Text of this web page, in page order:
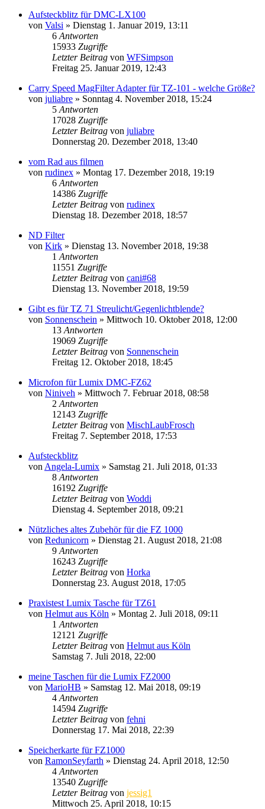
Aufsteckblitz für DMC-LX100
von Valsi » Dienstag 1. Januar 2019, 13:11
6 Antworten
15933 Zugriffe
Letzter Beitrag von WFSimpson
Freitag 25. Januar 2019, 12:43
Carry Speed MagFilter Adapter für TZ-101 - welche Größe?
von juliabre » Sonntag 4. November 2018, 15:24
5 Antworten
17028 Zugriffe
Letzter Beitrag von juliabre
Donnerstag 20. Dezember 2018, 13:40
vom Rad aus filmen
von rudinex » Montag 17. Dezember 2018, 19:19
6 Antworten
14386 Zugriffe
Letzter Beitrag von rudinex
Dienstag 18. Dezember 2018, 18:57
ND Filter
von Kirk » Dienstag 13. November 2018, 19:38
1 Antworten
11551 Zugriffe
Letzter Beitrag von cani#68
Dienstag 13. November 2018, 19:59
Gibt es für TZ 71 Streulicht/Gegenlichtblende?
von Sonnenschein » Mittwoch 10. Oktober 2018, 12:00
13 Antworten
19069 Zugriffe
Letzter Beitrag von Sonnenschein
Freitag 12. Oktober 2018, 18:45
Microfon für Lumix DMC-FZ62
von Niniveh » Mittwoch 7. Februar 2018, 08:58
2 Antworten
12143 Zugriffe
Letzter Beitrag von MischLaubFrosch
Freitag 7. September 2018, 17:53
Aufsteckblitz
von Angela-Lumix » Samstag 21. Juli 2018, 01:33
8 Antworten
16192 Zugriffe
Letzter Beitrag von Woddi
Dienstag 4. September 2018, 09:21
Nützliches altes Zubehör für die FZ 1000
von Redunicorn » Dienstag 21. August 2018, 21:08
9 Antworten
16243 Zugriffe
Letzter Beitrag von Horka
Donnerstag 23. August 2018, 17:05
Praxistest Lumix Tasche für TZ61
von Helmut aus Köln » Montag 2. Juli 2018, 09:11
1 Antworten
12121 Zugriffe
Letzter Beitrag von Helmut aus Köln
Samstag 7. Juli 2018, 22:00
meine Taschen für die Lumix FZ2000
von MarioHB » Samstag 12. Mai 2018, 09:19
4 Antworten
14594 Zugriffe
Letzter Beitrag von fehni
Donnerstag 17. Mai 2018, 22:39
Speicherkarte für FZ1000
von RamonSeyfarth » Dienstag 24. April 2018, 12:50
4 Antworten
13540 Zugriffe
Letzter Beitrag von jessig1
Mittwoch 25. April 2018, 10:15